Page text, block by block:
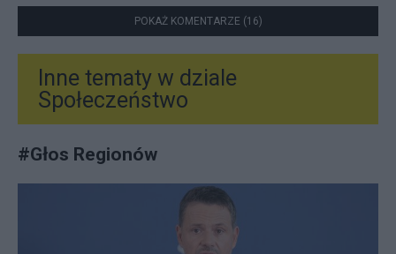
POKAŻ KOMENTARZE (16)
Inne tematy w dziale
Społeczeństwo
#Głos Regionów